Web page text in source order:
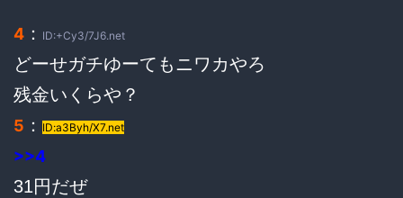
4 ： ID:+Cy3/7J6.net
どーせガチゆーてもニワカやろ
残金いくらや？
5 ： ID:a3Byh/X7.net
>>4
31円だぜ